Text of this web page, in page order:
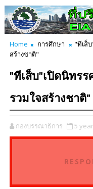
Home การศึกษา
"ทีเส็
สร้างชาติ"
"ทีเส็บ"เปิดนิทร
รวมใจสร้างชาติ"
กองบรรณาธิการ 5